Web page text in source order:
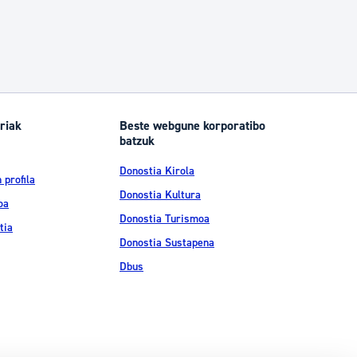
profila
Beste webgune korporatibo
batzuk
Donostia Kirola
Donostia Kultura
Donostia Turismoa
Donostia Sustapena
Dbus